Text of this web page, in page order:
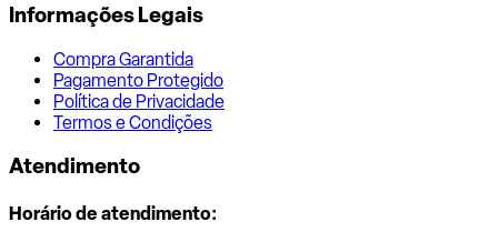
Informações Legais
Compra Garantida
Pagamento Protegido
Política de Privacidade
Termos e Condições
Atendimento
Horário de atendimento: